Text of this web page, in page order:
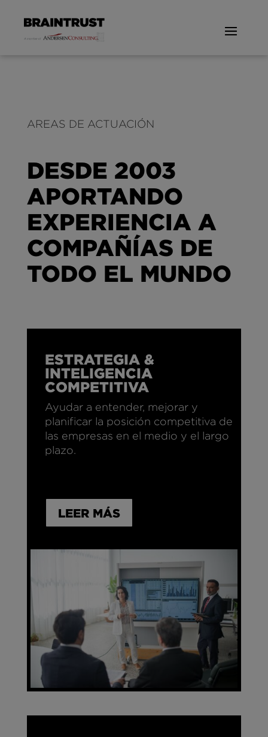
AREAS DE ACTUACIÓN
DESDE 2003
APORTANDO
EXPERIENCIA A
COMPAÑÍAS DE
TODO EL MUNDO
ESTRATEGIA &
INTELIGENCIA
COMPETITIVA
Ayudar a entender, mejorar y
planificar la posición competitiva de
las empresas en el medio y el largo
plazo.
LEER MÁS